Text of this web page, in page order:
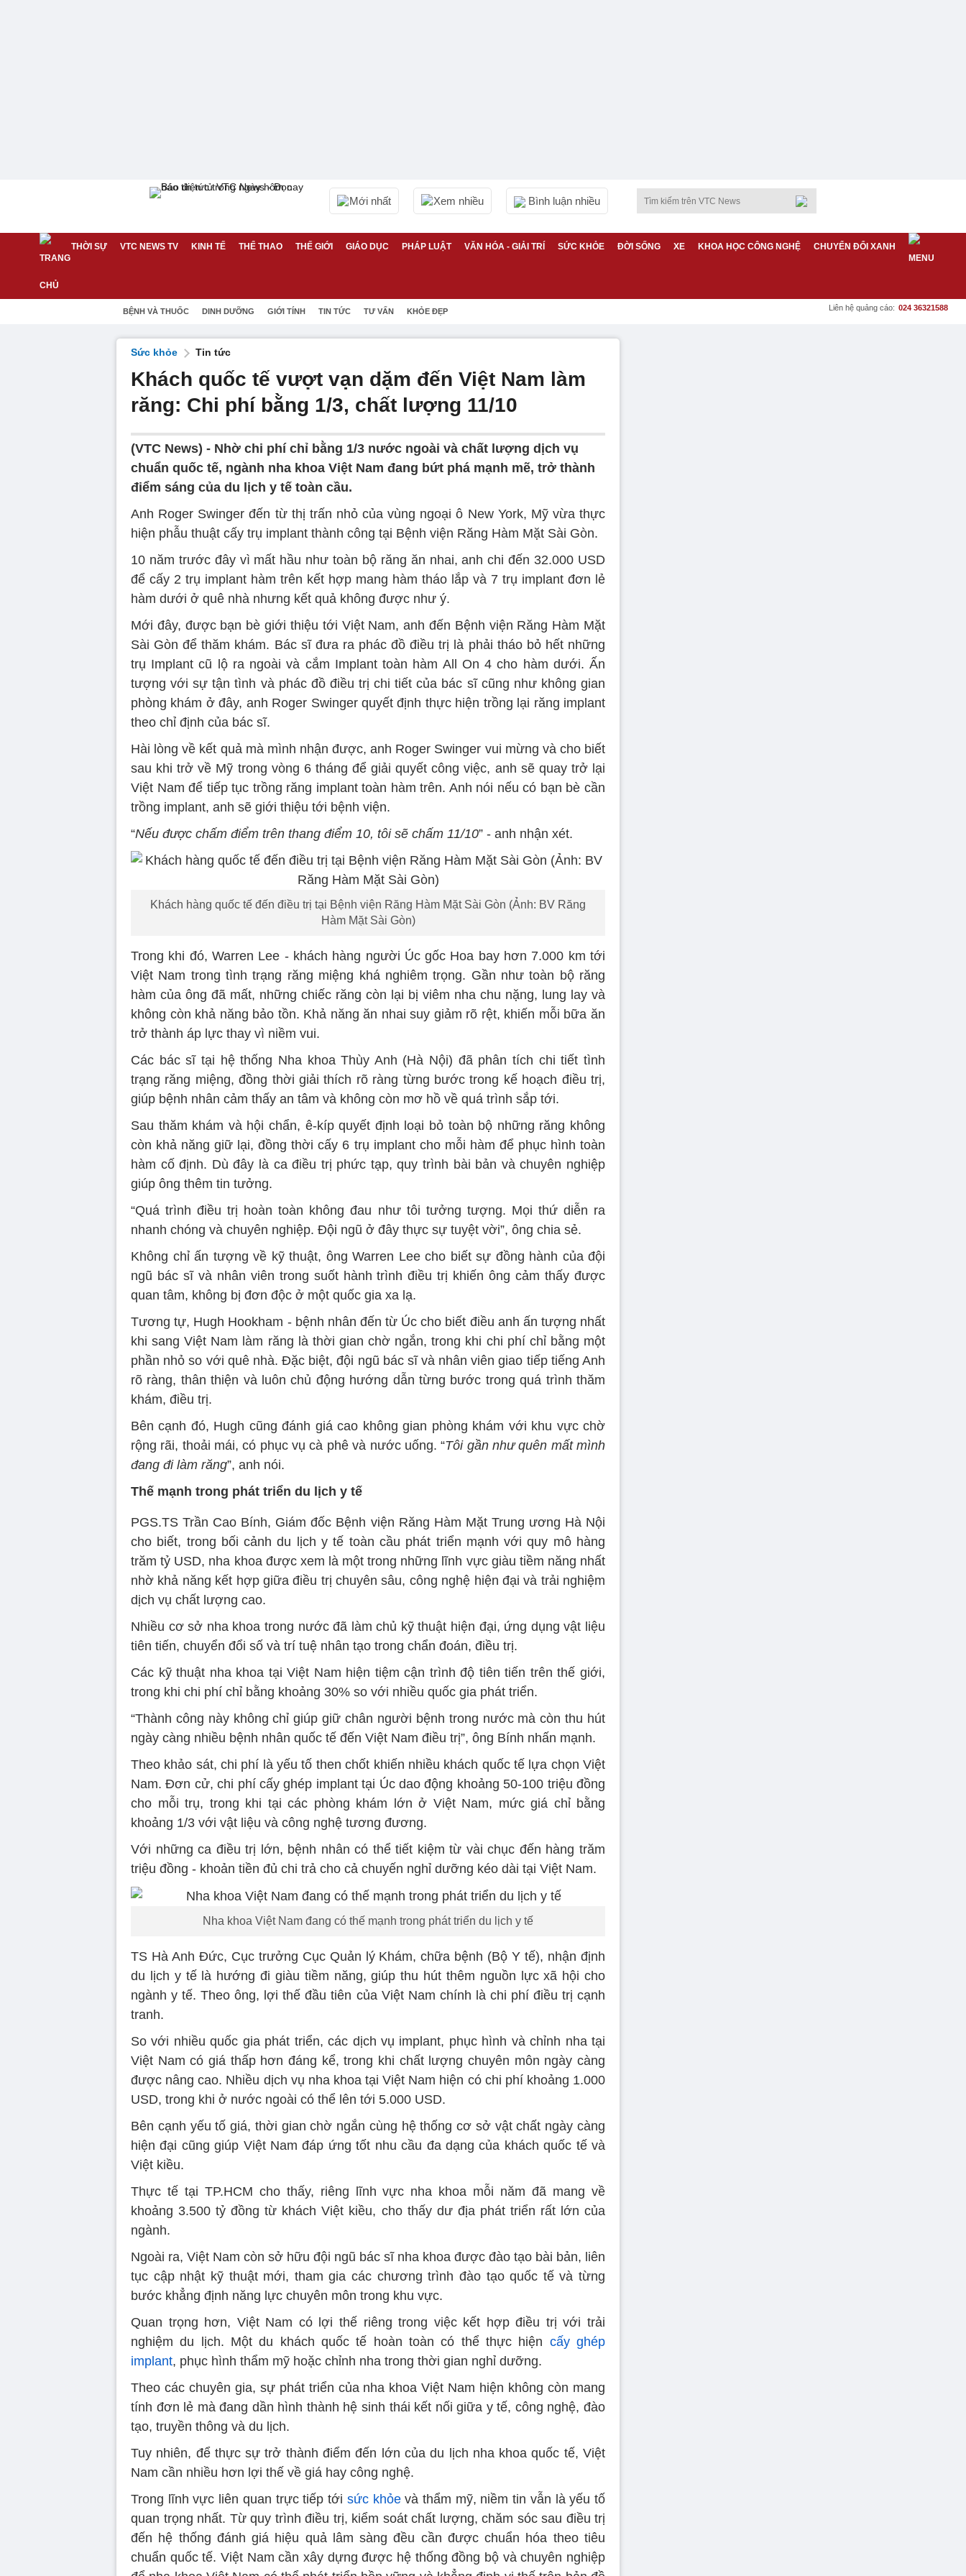
Mới nhất Xem nhiều Bình luận nhiều
THỜI SỰ VTC NEWS TV KINH TẾ THỂ THAO THẾ GIỚI GIÁO DỤC PHÁP LUẬT VĂN HÓA - GIẢI TRÍ SỨC KHỎE ĐỜI SỐNG XE KHOA HỌC CÔNG NGHỆ CHUYỂN ĐỔI XANH
BỆNH VÀ THUỐC DINH DƯỠNG GIỚI TÍNH TIN TỨC TƯ VẤN KHỎE ĐẸP Liên hệ quảng cáo: 024 36321588
Sức khỏe Tin tức
Khách quốc tế vượt vạn dặm đến Việt Nam làm
răng: Chi phí bằng 1/3, chất lượng 11/10
(VTC News) - Nhờ chi phí chỉ bằng 1/3 nước ngoài và chất lượng dịch vụ
chuẩn quốc tế, ngành nha khoa Việt Nam đang bứt phá mạnh mẽ, trở thành
điểm sáng của du lịch y tế toàn cầu.
Anh Roger Swinger đến từ thị trấn nhỏ của vùng ngoại ô New York, Mỹ vừa thực
hiện phẫu thuật cấy trụ implant thành công tại Bệnh viện Răng Hàm Mặt Sài Gòn.
10 năm trước đây vì mất hầu như toàn bộ răng ăn nhai, anh chi đến 32.000 USD
để cấy 2 trụ implant hàm trên kết hợp mang hàm tháo lắp và 7 trụ implant đơn lẻ
hàm dưới ở quê nhà nhưng kết quả không được như ý.
Mới đây, được bạn bè giới thiệu tới Việt Nam, anh đến Bệnh viện Răng Hàm Mặt
Sài Gòn để thăm khám. Bác sĩ đưa ra phác đồ điều trị là phải tháo bỏ hết những
trụ Implant cũ lộ ra ngoài và cắm Implant toàn hàm All On 4 cho hàm dưới. Ấn
tượng với sự tận tình và phác đồ điều trị chi tiết của bác sĩ cũng như không gian
phòng khám ở đây, anh Roger Swinger quyết định thực hiện trồng lại răng implant
theo chỉ định của bác sĩ.
Hài lòng về kết quả mà mình nhận được, anh Roger Swinger vui mừng và cho biết
sau khi trở về Mỹ trong vòng 6 tháng để giải quyết công việc, anh sẽ quay trở lại
Việt Nam để tiếp tục trồng răng implant toàn hàm trên. Anh nói nếu có bạn bè cần
trồng implant, anh sẽ giới thiệu tới bệnh viện.
“Nếu được chấm điểm trên thang điểm 10, tôi sẽ chấm 11/10” - anh nhận xét.
Khách hàng quốc tế đến điều trị tại Bệnh viện Răng Hàm Mặt Sài Gòn (Ảnh: BV Răng
Hàm Mặt Sài Gòn)
Trong khi đó, Warren Lee - khách hàng người Úc gốc Hoa bay hơn 7.000 km tới
Việt Nam trong tình trạng răng miệng khá nghiêm trọng. Gần như toàn bộ răng
hàm của ông đã mất, những chiếc răng còn lại bị viêm nha chu nặng, lung lay và
không còn khả năng bảo tồn. Khả năng ăn nhai suy giảm rõ rệt, khiến mỗi bữa ăn
trở thành áp lực thay vì niềm vui.
Các bác sĩ tại hệ thống Nha khoa Thùy Anh (Hà Nội) đã phân tích chi tiết tình
trạng răng miệng, đồng thời giải thích rõ ràng từng bước trong kế hoạch điều trị,
giúp bệnh nhân cảm thấy an tâm và không còn mơ hồ về quá trình sắp tới.
Sau thăm khám và hội chẩn, ê-kíp quyết định loại bỏ toàn bộ những răng không
còn khả năng giữ lại, đồng thời cấy 6 trụ implant cho mỗi hàm để phục hình toàn
hàm cố định. Dù đây là ca điều trị phức tạp, quy trình bài bản và chuyên nghiệp
giúp ông thêm tin tưởng.
“Quá trình điều trị hoàn toàn không đau như tôi tưởng tượng. Mọi thứ diễn ra
nhanh chóng và chuyên nghiệp. Đội ngũ ở đây thực sự tuyệt vời”, ông chia sẻ.
Không chỉ ấn tượng về kỹ thuật, ông Warren Lee cho biết sự đồng hành của đội
ngũ bác sĩ và nhân viên trong suốt hành trình điều trị khiến ông cảm thấy được
quan tâm, không bị đơn độc ở một quốc gia xa lạ.
Tương tự, Hugh Hookham - bệnh nhân đến từ Úc cho biết điều anh ấn tượng nhất
khi sang Việt Nam làm răng là thời gian chờ ngắn, trong khi chi phí chỉ bằng một
phần nhỏ so với quê nhà. Đặc biệt, đội ngũ bác sĩ và nhân viên giao tiếp tiếng Anh
rõ ràng, thân thiện và luôn chủ động hướng dẫn từng bước trong quá trình thăm
khám, điều trị.
Bên cạnh đó, Hugh cũng đánh giá cao không gian phòng khám với khu vực chờ
rộng rãi, thoải mái, có phục vụ cà phê và nước uống. “Tôi gần như quên mất mình
đang đi làm răng”, anh nói.
Thế mạnh trong phát triển du lịch y tế
PGS.TS Trần Cao Bính, Giám đốc Bệnh viện Răng Hàm Mặt Trung ương Hà Nội
cho biết, trong bối cảnh du lịch y tế toàn cầu phát triển mạnh với quy mô hàng
trăm tỷ USD, nha khoa được xem là một trong những lĩnh vực giàu tiềm năng nhất
nhờ khả năng kết hợp giữa điều trị chuyên sâu, công nghệ hiện đại và trải nghiệm
dịch vụ chất lượng cao.
Nhiều cơ sở nha khoa trong nước đã làm chủ kỹ thuật hiện đại, ứng dụng vật liệu
tiên tiến, chuyển đổi số và trí tuệ nhân tạo trong chẩn đoán, điều trị.
Các kỹ thuật nha khoa tại Việt Nam hiện tiệm cận trình độ tiên tiến trên thế giới,
trong khi chi phí chỉ bằng khoảng 30% so với nhiều quốc gia phát triển.
“Thành công này không chỉ giúp giữ chân người bệnh trong nước mà còn thu hút
ngày càng nhiều bệnh nhân quốc tế đến Việt Nam điều trị”, ông Bính nhấn mạnh.
Theo khảo sát, chi phí là yếu tố then chốt khiến nhiều khách quốc tế lựa chọn Việt
Nam. Đơn cử, chi phí cấy ghép implant tại Úc dao động khoảng 50-100 triệu đồng
cho mỗi trụ, trong khi tại các phòng khám lớn ở Việt Nam, mức giá chỉ bằng
khoảng 1/3 với vật liệu và công nghệ tương đương.
Với những ca điều trị lớn, bệnh nhân có thể tiết kiệm từ vài chục đến hàng trăm
triệu đồng - khoản tiền đủ chi trả cho cả chuyến nghỉ dưỡng kéo dài tại Việt Nam.
Nha khoa Việt Nam đang có thế mạnh trong phát triển du lịch y tế
TS Hà Anh Đức, Cục trưởng Cục Quản lý Khám, chữa bệnh (Bộ Y tế), nhận định
du lịch y tế là hướng đi giàu tiềm năng, giúp thu hút thêm nguồn lực xã hội cho
ngành y tế. Theo ông, lợi thế đầu tiên của Việt Nam chính là chi phí điều trị cạnh
tranh.
So với nhiều quốc gia phát triển, các dịch vụ implant, phục hình và chỉnh nha tại
Việt Nam có giá thấp hơn đáng kể, trong khi chất lượng chuyên môn ngày càng
được nâng cao. Nhiều dịch vụ nha khoa tại Việt Nam hiện có chi phí khoảng 1.000
USD, trong khi ở nước ngoài có thể lên tới 5.000 USD.
Bên cạnh yếu tố giá, thời gian chờ ngắn cùng hệ thống cơ sở vật chất ngày càng
hiện đại cũng giúp Việt Nam đáp ứng tốt nhu cầu đa dạng của khách quốc tế và
Việt kiều.
Thực tế tại TP.HCM cho thấy, riêng lĩnh vực nha khoa mỗi năm đã mang về
khoảng 3.500 tỷ đồng từ khách Việt kiều, cho thấy dư địa phát triển rất lớn của
ngành.
Ngoài ra, Việt Nam còn sở hữu đội ngũ bác sĩ nha khoa được đào tạo bài bản, liên
tục cập nhật kỹ thuật mới, tham gia các chương trình đào tạo quốc tế và từng
bước khẳng định năng lực chuyên môn trong khu vực.
Quan trọng hơn, Việt Nam có lợi thế riêng trong việc kết hợp điều trị với trải
nghiệm du lịch. Một du khách quốc tế hoàn toàn có thể thực hiện cấy ghép
implant, phục hình thẩm mỹ hoặc chỉnh nha trong thời gian nghỉ dưỡng.
Theo các chuyên gia, sự phát triển của nha khoa Việt Nam hiện không còn mang
tính đơn lẻ mà đang dần hình thành hệ sinh thái kết nối giữa y tế, công nghệ, đào
tạo, truyền thông và du lịch.
Tuy nhiên, để thực sự trở thành điểm đến lớn của du lịch nha khoa quốc tế, Việt
Nam cần nhiều hơn lợi thế về giá hay công nghệ.
Trong lĩnh vực liên quan trực tiếp tới sức khỏevà thẩm mỹ, niềm tin vẫn là yếu tố
quan trọng nhất. Từ quy trình điều trị, kiểm soát chất lượng, chăm sóc sau điều trị
đến hệ thống đánh giá hiệu quả lâm sàng đều cần được chuẩn hóa theo tiêu
chuẩn quốc tế. Việt Nam cần xây dựng được hệ thống đồng bộ và chuyên nghiệp